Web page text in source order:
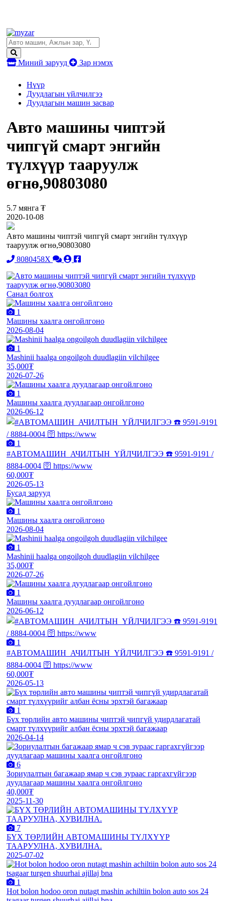
Миний зарууд Зар нэмэх
Нүүр
Дуудлагын үйлчилгээ
Дуудлагын машин засвар
Авто машины чиптэй
чипгүй смарт энгийн
түлхүүр тааруулж
өгнө,90803080
5.7 мянга ₮
2020-10-08
Авто машины чиптэй чипгүй смарт энгийн түлхүүр
тааруулж өгнө,90803080
8080458X
Санал болгох
1
Машины хаалга онгойлгоно
2026-08-04
1
Mashinii haalga ongoilgoh duudlagiin vilchilgee
35,000₮
2026-07-26
1
Машины хаалга дуудлагаар онгойлгоно
2026-06-12
1
#АВТОМАШИН_АЧИЛТЫН_ҮЙЛЧИЛГЭЭ ☎️ 9591-9191 /
8884-0004 🛜 https://www
60,000₮
2026-05-13
Бусад зарууд
1
Машины хаалга онгойлгоно
2026-08-04
1
Mashinii haalga ongoilgoh duudlagiin vilchilgee
35,000₮
2026-07-26
1
Машины хаалга дуудлагаар онгойлгоно
2026-06-12
1
#АВТОМАШИН_АЧИЛТЫН_ҮЙЛЧИЛГЭЭ ☎️ 9591-9191 /
8884-0004 🛜 https://www
60,000₮
2026-05-13
1
Бүх төрлийн авто машины чиптэй чипгүй удирдлагатай
смарт түлхүүрийг албан ёсны эрхтэй багажаар
2026-04-14
6
Зориулалтын багажаар ямар ч сэв зураас гаргахгүйгээр
дуудлагаар машины хаалга онгойлгоно
40,000₮
2025-11-30
7
БҮХ ТӨРЛИЙН АВТОМАШИНЫ ТҮЛХҮҮР
ТААРУУЛНА, ХУВИЛНА.
2025-07-02
1
Hot bolon hodoo oron nutagt mashin achiltiin bolon auto sos 24